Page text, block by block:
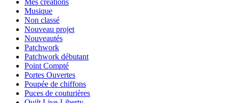
Mes créations
Musique
Non classé
Nouveau projet
Nouveautés
Patchwork
Patchwork débutant
Point Compté
Portes Ouvertes
Poupée de chiffons
Puces de couturières